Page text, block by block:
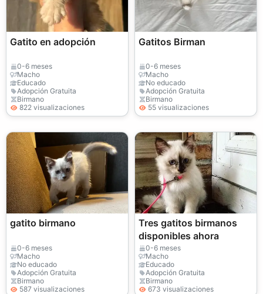
Gatito en adopción
0-6 meses
Macho
Educado
Adopción Gratuita
Birmano
822 visualizaciones
Gatitos Birman
0-6 meses
Macho
No educado
Adopción Gratuita
Birmano
55 visualizaciones
gatito birmano
0-6 meses
Macho
No educado
Adopción Gratuita
Birmano
587 visualizaciones
Tres gatitos birmanos
disponibles ahora
0-6 meses
Macho
Educado
Adopción Gratuita
Birmano
673 visualizaciones